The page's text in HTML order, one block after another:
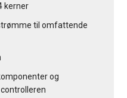
kerner
til omfattende
og